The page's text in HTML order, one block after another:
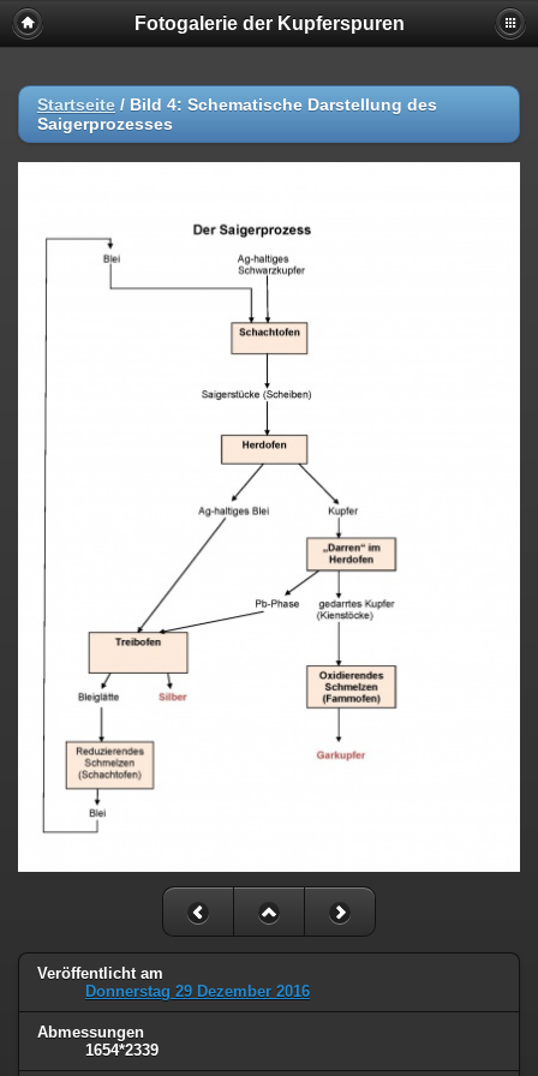
Fotogalerie der Kupferspuren
Startseite / Bild 4: Schematische Darstellung des
Saigerprozesses
Veröffentlicht am
Donnerstag 29 Dezember 2016
Abmessungen
1654*2339